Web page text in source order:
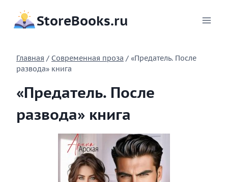
содержимому
StoreBooks.ru
Главная / Современная проза / «Предатель. После
развода» книга
«Предатель. После
развода» книга